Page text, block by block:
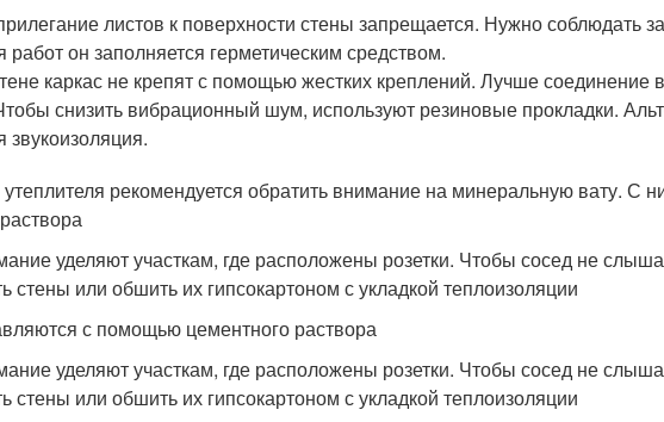
листов к поверхности стены запрещается. Нужно соблюдать
работ он заполняется герметическим средством.
каркас не крепят с помощью жестких креплений. Лучше соединение
снизить вибрационный шум, используют резиновые прокладки.
звукоизоляция.
рекомендуется обратить внимание на минеральную вату. С
уделяют участкам, где расположены розетки. Чтобы сосед не
стены или обшить их гипсокартоном с укладкой теплоизоляции
с помощью цементного раствора
уделяют участкам, где расположены розетки. Чтобы сосед не
стены или обшить их гипсокартоном с укладкой теплоизоляции